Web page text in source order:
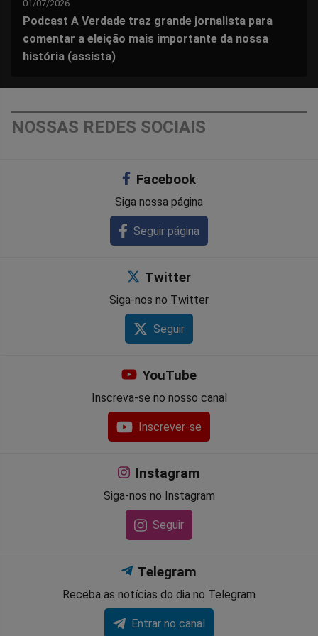
01/07/2026
Podcast A Verdade traz grande jornalista para
comentar a eleição mais importante da nossa
história (assista)
NOSSAS REDES SOCIAIS
Facebook
Siga nossa página
Seguir página
Twitter
Siga-nos no Twitter
Seguir
YouTube
Inscreva-se no nosso canal
Inscrever-se
Instagram
Siga-nos no Instagram
Seguir
Telegram
Receba as notícias do dia no Telegram
Entrar no canal